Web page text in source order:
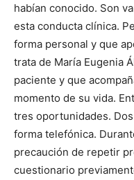
habían conocido. Son
esta conducta clínica.
forma personal y que
trata de María Eugenia
paciente y que
momento de su vida.
tres oportunidades.
forma telefónica.
precaución de repetir
cuestionario